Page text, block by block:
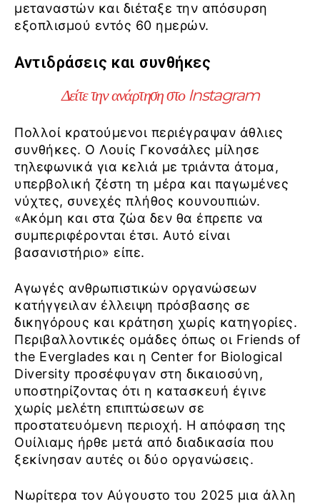
μεταναστών και διέταξε την απόσυρση
εξοπλισμού εντός 60 ημερών.
Αντιδράσεις και συνθήκες
Δείτε την ανάρτηση στο Instagram
Πολλοί κρατούμενοι περιέγραψαν άθλιες
συνθήκες. Ο Λουίς Γκονσάλες μίλησε
τηλεφωνικά για κελιά με τριάντα άτομα,
υπερβολική ζέστη τη μέρα και παγωμένες
νύχτες, συνεχές πλήθος κουνουπιών.
«Ακόμη και στα ζώα δεν θα έπρεπε να
συμπεριφέρονται έτσι. Αυτό είναι
βασανιστήριο» είπε.
Αγωγές ανθρωπιστικών οργανώσεων
κατήγγειλαν έλλειψη πρόσβασης σε
δικηγόρους και κράτηση χωρίς κατηγορίες.
Περιβαλλοντικές ομάδες όπως οι Friends of
the Everglades και η Center for Biological
Diversity προσέφυγαν στη δικαιοσύνη,
υποστηρίζοντας ότι η κατασκευή έγινε
χωρίς μελέτη επιπτώσεων σε
προστατευόμενη περιοχή. Η απόφαση της
Ουίλιαμς ήρθε μετά από διαδικασία που
ξεκίνησαν αυτές οι δύο οργανώσεις.
Νωρίτερα τον Αύγουστο του 2025 μια άλλη